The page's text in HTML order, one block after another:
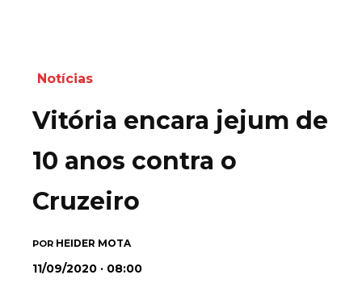
Notícias
Vitória encara jejum de
10 anos contra o
Cruzeiro
POR HEIDER MOTA
11/09/2020 · 08:00